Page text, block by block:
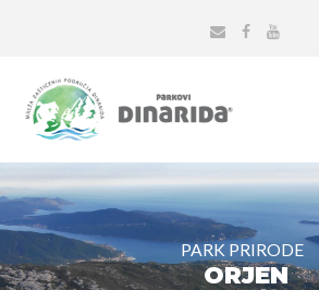
ORJEN
PARK PRIRODE